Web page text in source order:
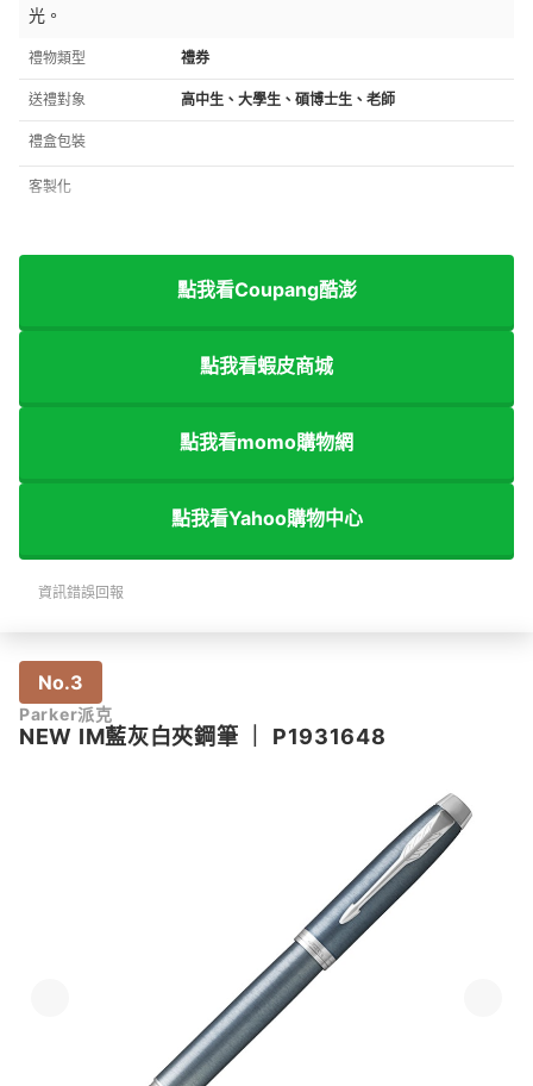
光。
禮物類型 禮券
送禮對象 高中生、大學生、碩博士生、老師
禮盒包裝
客製化
點我看Coupang酷澎
點我看蝦皮商城
點我看momo購物網
點我看Yahoo購物中心
資訊錯誤回報
No.3
Parker派克
NEW IM藍灰白夾鋼筆 P1931648